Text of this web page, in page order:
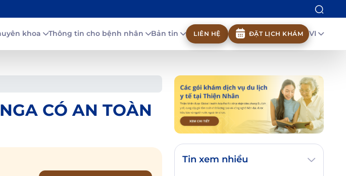
khoa Thông tin cho bệnh nhân Bản tin LIÊN HỆ ĐẶT LỊCH KHÁM VI
CÓ AN TOÀN
Tin xem nhiều